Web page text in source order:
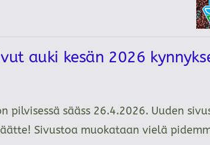
auki kesän 2026
sääss 26.4.2026. Uuden
Sivustoa muokataan vielä